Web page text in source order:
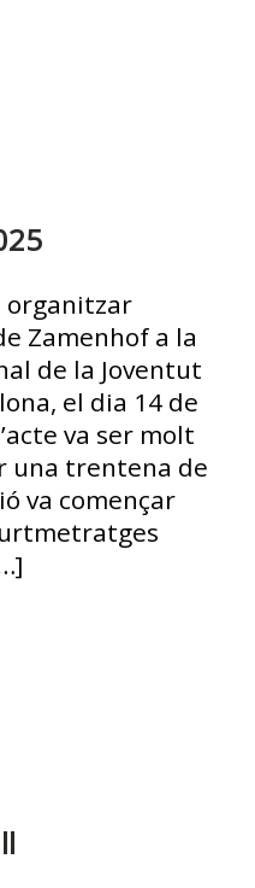
organitzar
Zamenhof a la
de la Joventut
el dia 14 de
va ser molt
una trentena de
va començar